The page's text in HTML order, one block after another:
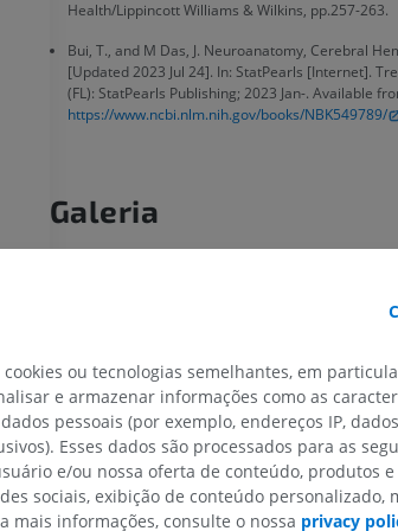
Health/Lippincott Williams & Wilkins, pp.257-263.
Bui, T., and M Das, J. Neuroanatomy, Cerebral
[Updated 2023 Jul 24]. In: StatPearls [Internet].
(FL): StatPearls Publishing; 2023 Jan-. Available
https://www.ncbi.nlm.nih.gov/books/NBK549789/
Galeria
MEMBRO INFERIOR
ou tecnologias semelhantes, em
e armazenar informações como as
pessoais (por exemplo, endereços IP,
Esses dados são processados para as
e/ou nossa oferta de conteúdo, produtos e
sociais, exibição de conteúdo personalizado,
mais informações, consulte o nossa privacy